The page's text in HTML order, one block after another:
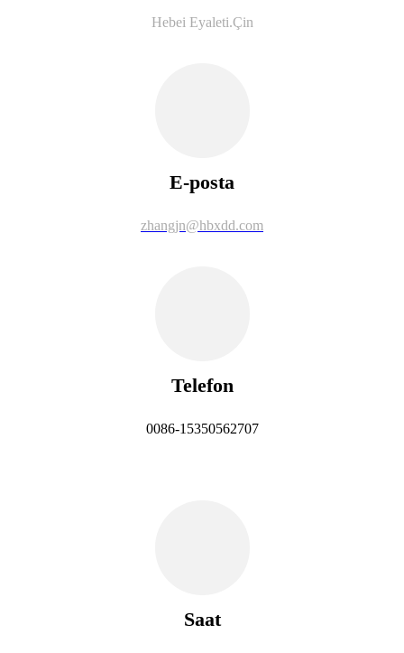
Hebei Eyaleti.Çin
E-posta
zhangjn@hbxdd.com
Telefon
0086-15350562707
Saat